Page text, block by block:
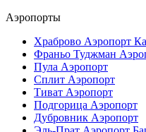
Аэропорты
Храброво Аэропорт
Франьо Туджман
Пула Аэропорт
Сплит Аэропорт
Тиват Аэропорт
Подгорица Аэропорт
Дубровник Аэропорт